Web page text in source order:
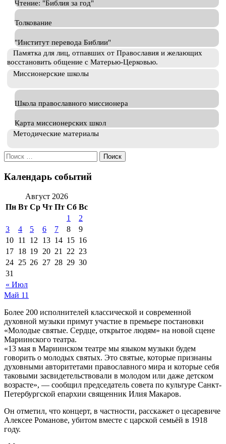
Чтение: "Библия за год"
Толкование
"Институт перевода Библии"
Памятка для лиц, отпавших от Православия и желающих
восстановить общение с Матерью-Церковью.
Миссионерские школы
Школа православного миссионера
Карта миссионерских школ
Методические материалы
Искать:
Календарь событий
Август 2026
Пн Вт Ср Чт Пт Сб Вс
« Июл
1
2
3
4 5 6 7 8
9
10 11 12 13 14 15 16
17 18 19 20 21 22 23
24 25 26 27 28 29 30
31
Май 11
Более 200 исполнителей классической и современной
духовной музыки примут участие в премьере постановки
«Молодые святые. Сердце, открытое людям» на новой сцене
Мариинского театра.
«13 мая в Мариинском театре мы языком музыки будем
говорить о молодых святых. Это святые, которые признаны
духовными авторитетами православного мира и которые себя
таковыми засвидетельствовали в молодом или даже детском
возрасте», — сообщил председатель совета по культуре Санкт-
Петербургской епархии священник Илия Макаров.
Он отметил, что концерт, в частности, расскажет о цесаревиче
Алексее Романове, убитом вместе с царской семьёй в 1918
году.